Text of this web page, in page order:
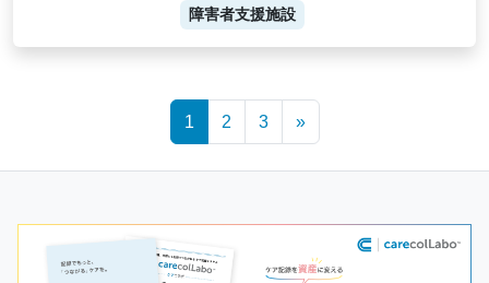
障害者支援施設
1 2 3 »